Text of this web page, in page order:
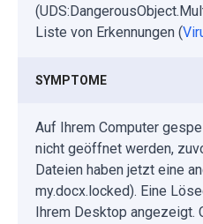
Liste von Erkennungen (
SYMPTOME
Auf Ihrem Computer
nicht geöffnet werden,
Dateien haben jetzt eine
my.docx.locked). Eine
Ihrem Desktop angezeigt.